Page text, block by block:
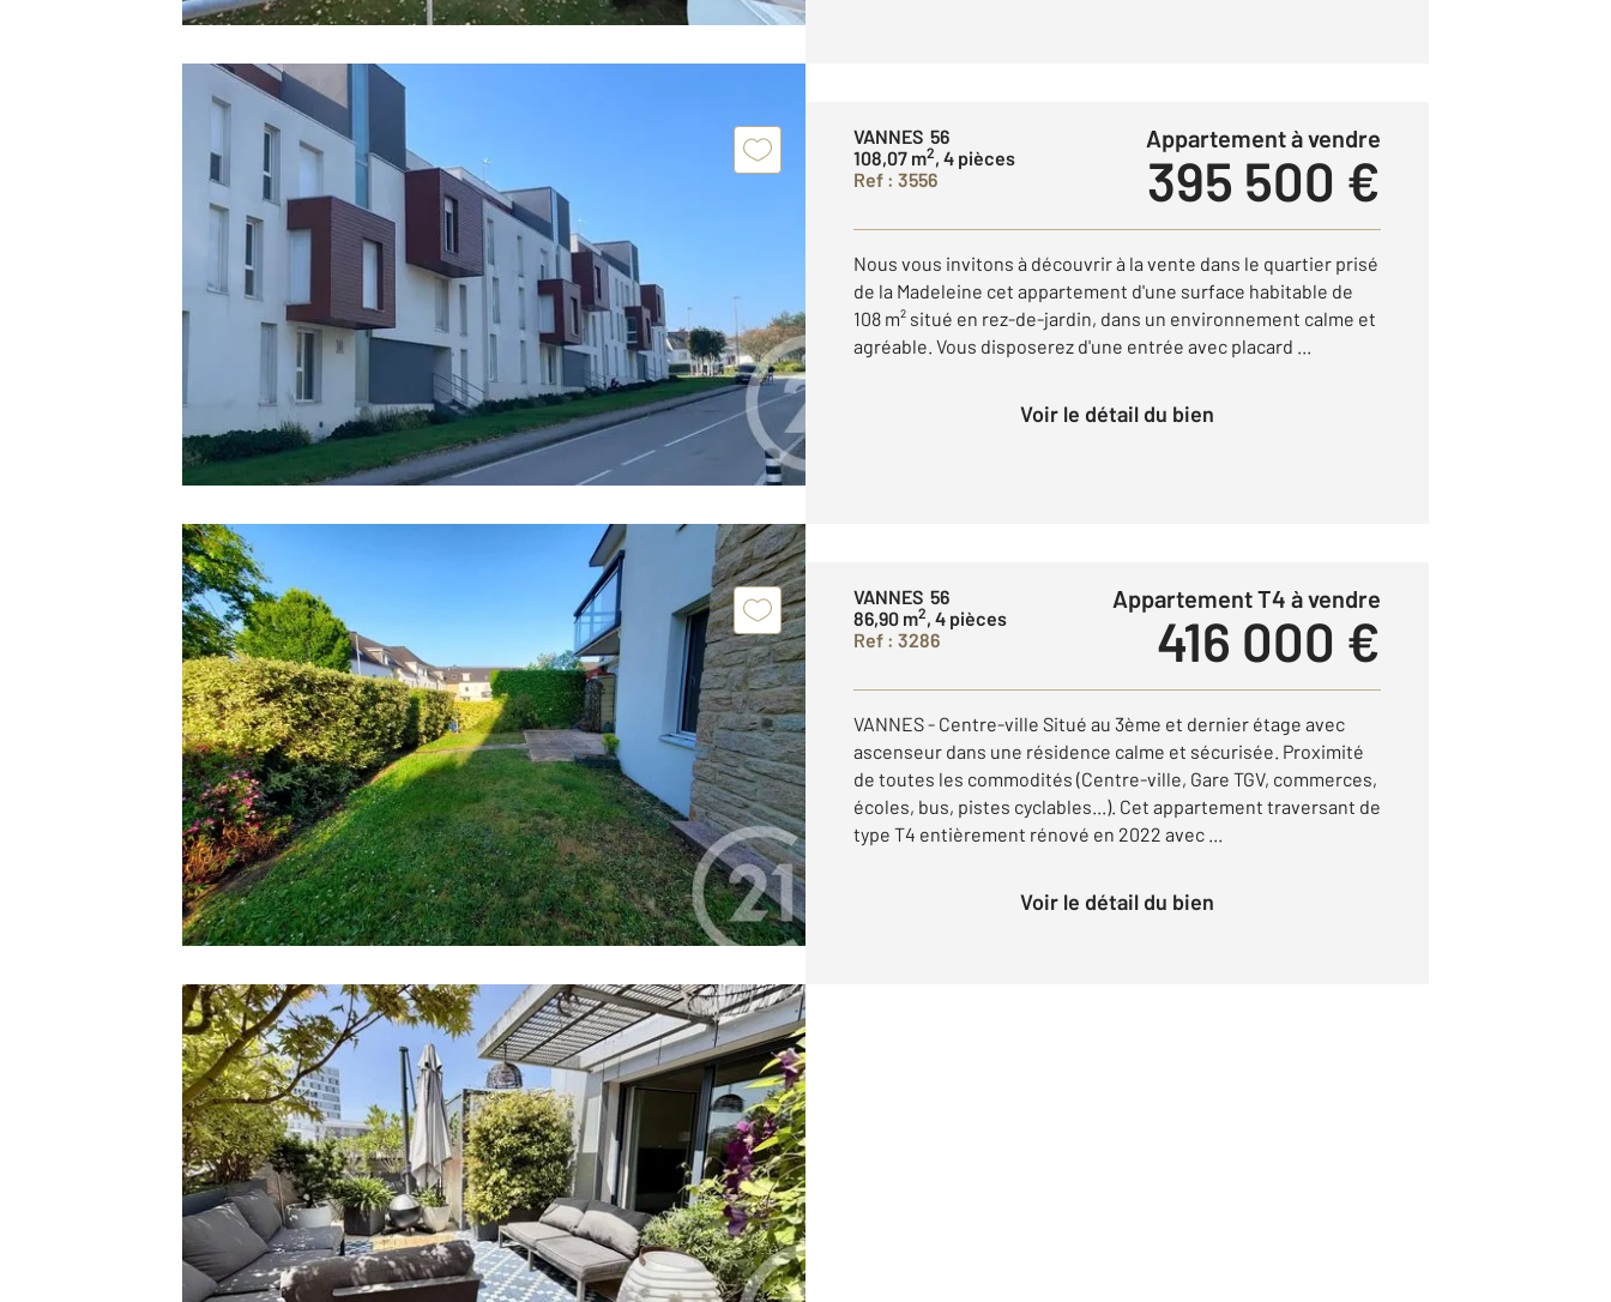
VANNES 56
108,07 m2, 4 pièces
Ref : 3556
Appartement à vendre
395 500 €
Nous vous invitons à découvrir à la vente dans le quartier prisé
de la Madeleine cet appartement d'une surface habitable de
108 m² situé en rez-de-jardin, dans un environnement calme et
agréable. Vous disposerez d'une entrée avec placard ...
Voir le détail du bien
VANNES 56
86,90 m2, 4 pièces
Ref : 3286
Appartement T4 à vendre
416 000 €
VANNES - Centre-ville Situé au 3ème et dernier étage avec
ascenseur dans une résidence calme et sécurisée. Proximité
de toutes les commodités (Centre-ville, Gare TGV, commerces,
écoles, bus, pistes cyclables...). Cet appartement traversant de
type T4 entièrement rénové en 2022 avec ...
Voir le détail du bien